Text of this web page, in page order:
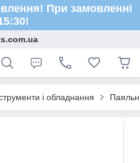
При замовленні
і обладнання